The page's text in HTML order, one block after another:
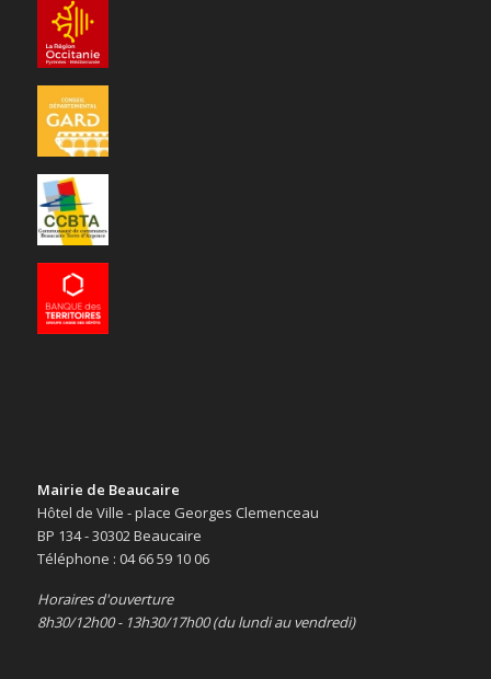
Mairie de Beaucaire
Hôtel de Ville - place Georges Clemenceau
BP 134 - 30302 Beaucaire
Téléphone : 04 66 59 10 06
Horaires d'ouverture
8h30/12h00 - 13h30/17h00 (du lundi au vendredi)